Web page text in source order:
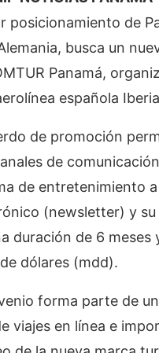
posicionamiento de
busca un
Panamá,
española
de promoción
de
de entretenimiento
(newsletter) y
duración de 6
dólares (mdd).
forma parte de
viajes en línea e